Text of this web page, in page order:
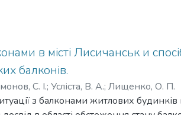
в місті Лисичанськ и
балконів.
С. І.; Усліста, В. А.; Лищенко, О. П.
з балконами житлових будинків